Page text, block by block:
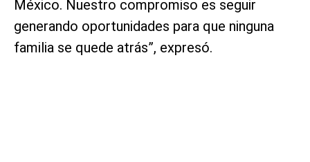
México. Nuestro compromiso es seguir
generando oportunidades para que ninguna
familia se quede atrás”, expresó.